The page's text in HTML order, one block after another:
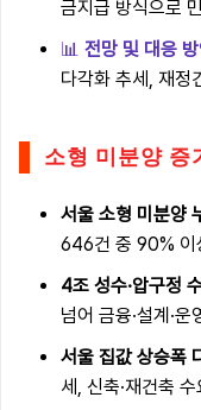
금지급 방식으로
📊 전망 및 대응
다각화 추세, 재정
소형 미분양 증
서울 소형 미분양
646건 중 90% 이
4조 성수·압구정
넘어 금융·설계·
서울 집값 상승폭
세, 신축·재건축